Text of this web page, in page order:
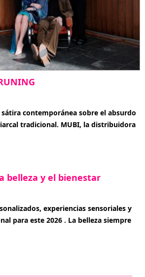
sátira contemporánea sobre el absurdo
tradicional. MUBI, la distribuidora
belleza y el bienestar
experiencias sensoriales y
para este 2026 . La belleza siempre